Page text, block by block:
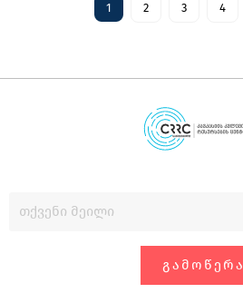
1 2 3 4
ᲒᲐᲛᲝᲬᲔᲠᲐ